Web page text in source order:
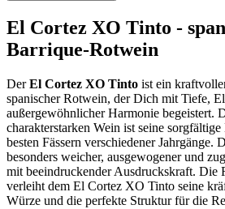
El Cortez XO Tinto -
Barrique-Rotwein
DerEl Cortez XO Tinto ist ein
spanischer Rotwein, der Dich mit Tiefe,
außergewöhnlicher Harmonie begeistert.
charakterstarken Wein ist seine
besten Fässern verschiedener Jahrgänge.
besonders weicher, ausgewogener und
mit beeindruckender Ausdruckskraft. Die
verleiht dem El Cortez XO Tinto seine
Würze und die perfekte Struktur für die